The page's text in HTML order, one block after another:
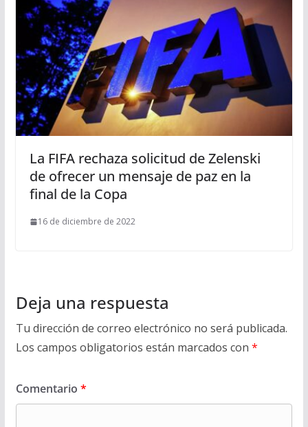
La FIFA rechaza solicitud de Zelenski
de ofrecer un mensaje de paz en la
final de la Copa
16 de diciembre de 2022
Deja una respuesta
Tu dirección de correo electrónico no será publicada.
Los campos obligatorios están marcados con *
Comentario *